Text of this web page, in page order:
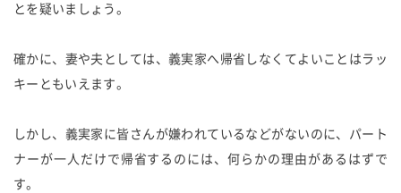
とを疑いましょう。
確かに、妻や夫としては、義実家へ帰省しなくてよいことはラッ
キーともいえます。
しかし、義実家に皆さんが嫌われているなどがないのに、パート
ナーが一人だけで帰省するのには、何らかの理由があるはずで
す。